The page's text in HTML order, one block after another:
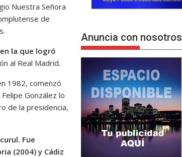
Nuestra Señora
de
la que logró
al Real Madrid.
1982, comenzó
González lo
de la presidencia,
Fue
(2004) y Cádiz
Anuncia con nosotros